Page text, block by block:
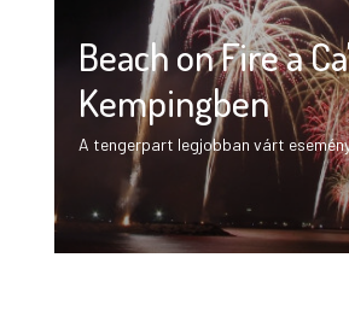
Beach on Fire a
Kempingben
A tengerpart legjobban várt